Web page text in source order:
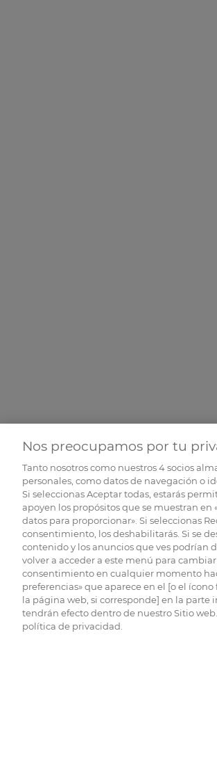
Nos preocupamos por tu
Tanto nosotros como nuestros4socios
personales, como datos de navegación o
Si seleccionas Aceptar todas, estarás
apoyen los propósitos que se muestran en
datos para proporcionar». Si seleccionas
consentimiento, los deshabilitarás. Si se
contenido y los anuncios que ves podrían
volver a acceder a este menú para
consentimiento en cualquier momento
preferencias» que aparece en el [o el
la página web, si corresponde] en la parte
tendrán efecto dentro de nuestro Sitio
política de privacidad.